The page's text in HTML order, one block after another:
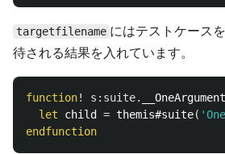
targetfilename にはテストケースを
待される結果を入れています。
function! s:suite.
let child = themis#suite(
endfunction